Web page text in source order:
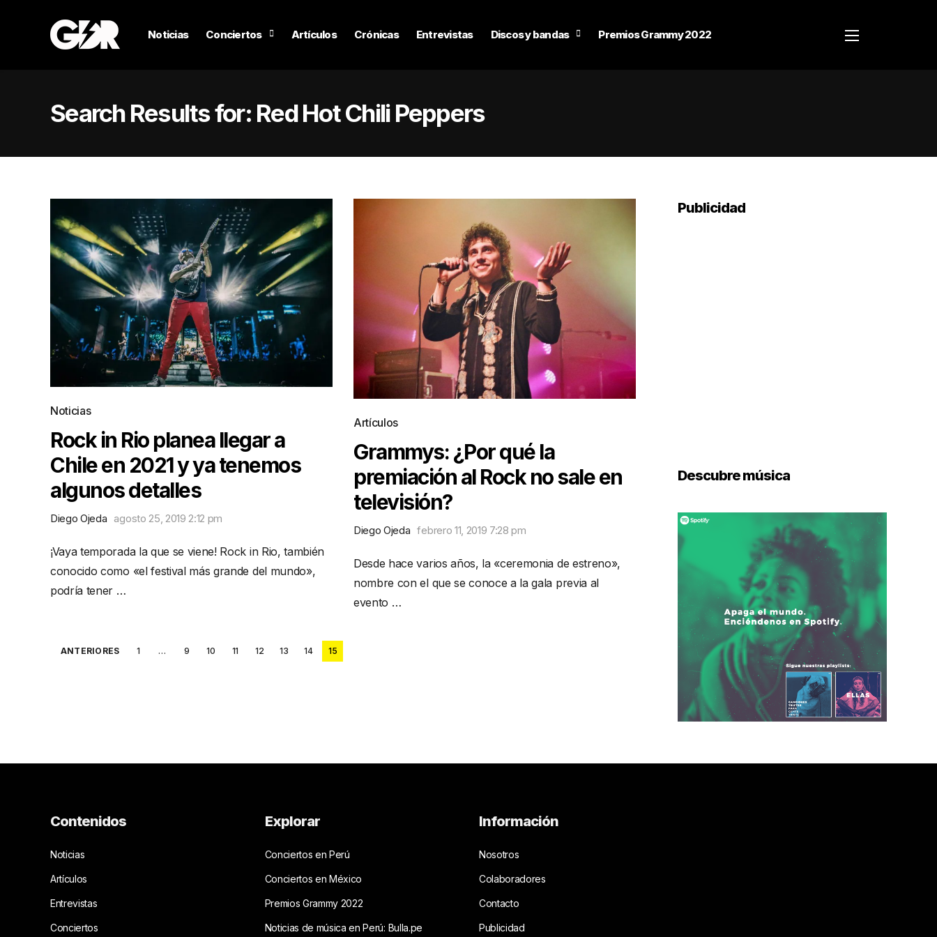
Noticias Conciertos Artículos Crónicas Entrevistas Discos y bandas Premios Grammy 2022
Search Results for: Red Hot Chili Peppers
Noticias
Rock in Rio planea llegar a
Chile en 2021 y ya tenemos
algunos detalles
Diego Ojeda agosto 25, 2019 2:12 pm
¡Vaya temporada la que se viene! Rock in Rio, también
conocido como «el festival más grande del mundo»,
podría tener …
Artículos
Grammys: ¿Por qué la
premiación al Rock no sale en
televisión?
Diego Ojeda febrero 11, 2019 7:28 pm
Desde hace varios años, la «ceremonia de estreno»,
nombre con el que se conoce a la gala previa al
evento …
Posts
ANTERIORES 1 … 9 10 11 12 13 14 15
Publicidad
Descubre música
Contenidos
Noticias
Artículos
Entrevistas
Conciertos
Explorar
Conciertos en Perú
Conciertos en México
Premios Grammy 2022
Noticias de música en Perú: Bulla.pe
Información
Nosotros
Colaboradores
Contacto
Publicidad